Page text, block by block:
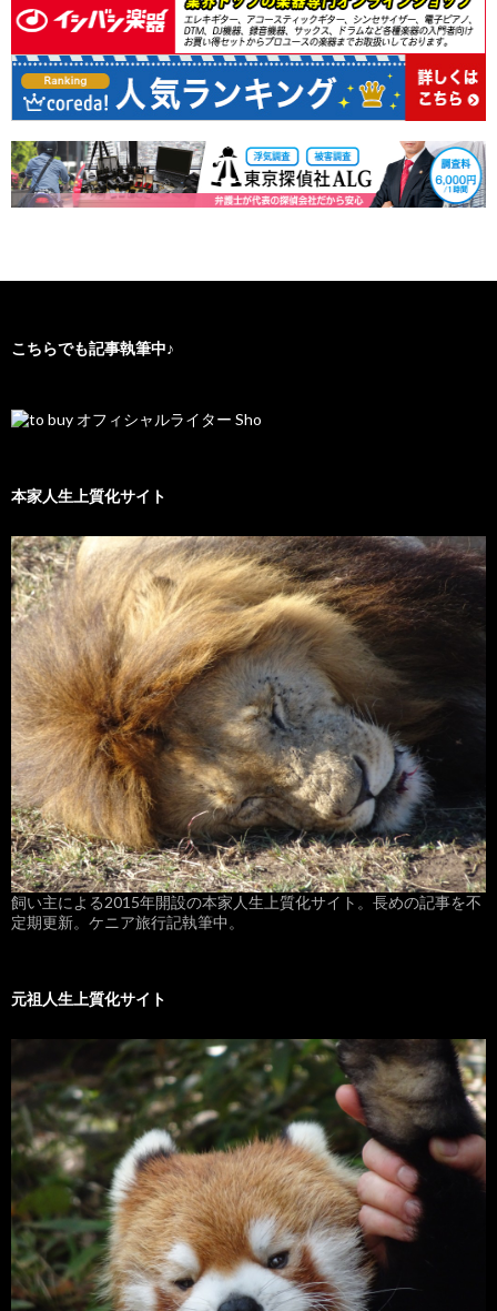
こちらでも記事執筆中♪
本家人生上質化サイト
飼い主による2015年開設の本家人生上質化サイト。長めの記事を不
定期更新。ケニア旅行記執筆中。
元祖人生上質化サイト